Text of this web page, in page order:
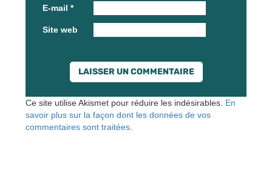
E-mail *
Site web
Ce site utilise Akismet pour réduire les indésirables. En
savoir plus sur la façon dont les données de vos
commentaires sont traitées